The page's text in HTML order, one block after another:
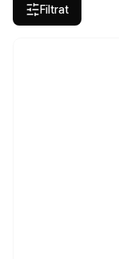
Filtrat